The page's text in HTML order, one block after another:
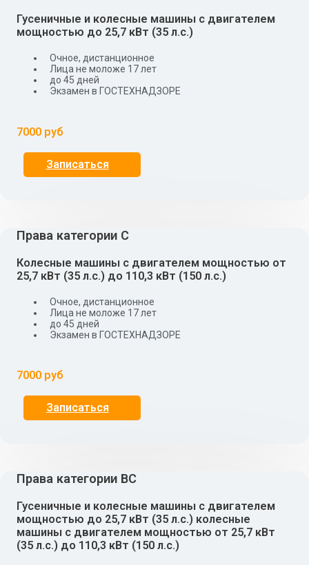
Гусеничные и колесные машины с двигателем
мощностью до 25,7 кВт (35 л.с.)
Очное, дистанционное
Лица не моложе 17 лет
до 45 дней
Экзамен в ГОСТЕХНАДЗОРЕ
7000 руб
Записаться
Права категории С
Колесные машины с двигателем мощностью от
25,7 кВт (35 л.с.) до 110,3 кВт (150 л.с.)
Очное, дистанционное
Лица не моложе 17 лет
до 45 дней
Экзамен в ГОСТЕХНАДЗОРЕ
7000 руб
Записаться
Права категории BС
Гусеничные и колесные машины с двигателем
мощностью до 25,7 кВт (35 л.с.) колесные
машины с двигателем мощностью от 25,7 кВт
(35 л.с.) до 110,3 кВт (150 л.с.)